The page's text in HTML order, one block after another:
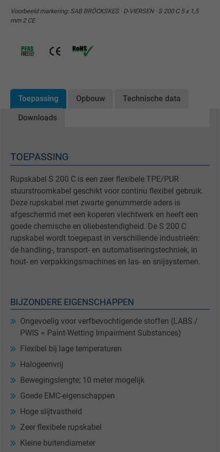
Voorbeeld markering: SAB BRÖCKSKES · D-VIERSEN · S 200 C 5 x 1,5
mm 2 CE
Toepassing Opbouw Technische data
Downloads
TOEPASSING
Rupskabel S 200 C is een zeer flexibele TPE/PUR
stuurstroomkabel geschikt voor continu flexibel gebruik.
Deze rupskabel met zwarte genummerde aders is
afgeschermd met een koperen vlechtwerk en heeft een
goede chemische en oliebestendigheid. De S 200 C
rupskabel wordt toegepast in verschillende industrieën:
de handling-, transport- en automatiseringstechniek, in
hout- en verpakkingsmachines en las- en snijsystemen.
BIJZONDERE EIGENSCHAPPEN
Ongevoelig voor verfbevochtigende stoffen (LABS /
PWIS = Paint-Wetting Impairment Substances)
Flexibel bij lage temperaturen
Halogeenvrij
Bewegingslengte; 10 meter mogelijk
Goede EMC-eigenschappen
Hoge slijtvastheid
Zeer flexibele rupskabel
Kleine buitendiameter